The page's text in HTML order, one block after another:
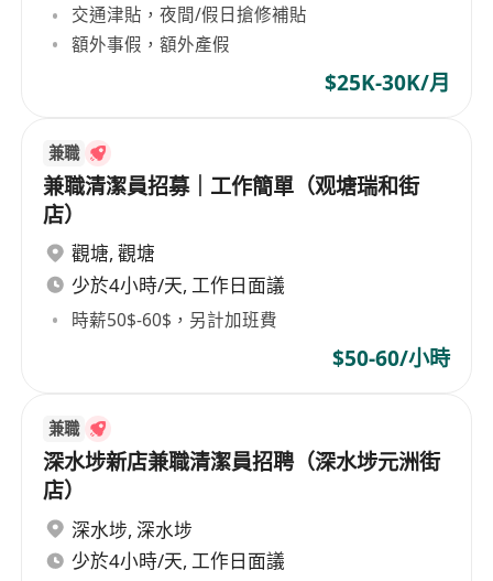
交通津貼，夜間/假日搶修補貼
額外事假，額外產假
$25K-30K/月
兼職
兼職清潔員招募｜工作簡單（观塘瑞和街
店）
觀塘, 觀塘
少於4小時/天, 工作日面議
時薪50$-60$，另計加班費
$50-60/小時
兼職
深水埗新店兼職清潔員招聘（深水埗元洲街
店）
深水埗, 深水埗
少於4小時/天, 工作日面議